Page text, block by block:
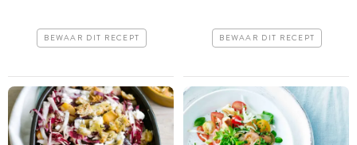
BEWAAR DIT RECEPT BEWAAR DIT RECEPT